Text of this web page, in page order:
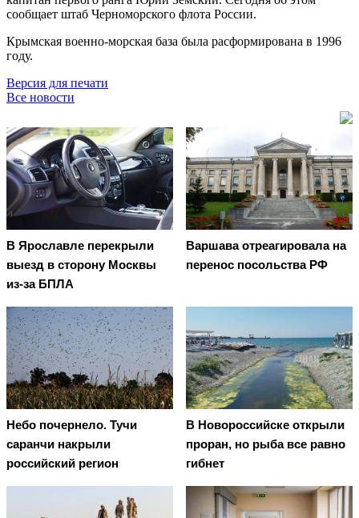
сообщает штаб Черноморского флота России.
Крымская военно-морская база была расформирована в 1996
году.
Версия для печати
Все новости
В Ярославле перекрыли
выезд в сторону Москвы
из-за БПЛА
Варшава отреагировала на
перенос посольства РФ
Небо почернело. Тучи
саранчи накрыли
российский регион
В Новороссийске открыли
проран, но рыба все равно
гибнет